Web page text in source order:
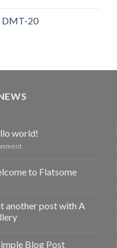
DMT-20
world!
to Flatsome
another post with A
Blog Post